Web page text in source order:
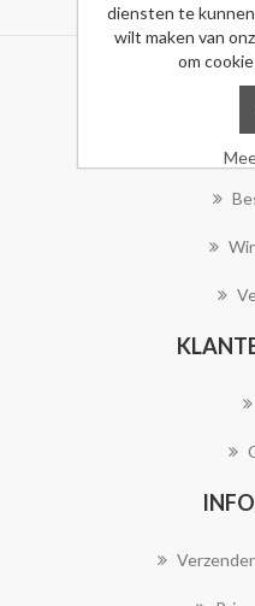
MIJN
diensten te
wilt maken van
om